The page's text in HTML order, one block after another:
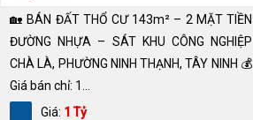
🏡 BÁN ĐẤT THỔ CƯ 143m² – 2 MẶT TIỀN
ĐƯỜNG NHỰA – SÁT KHU CÔNG NGHIỆP
CHÀ LÀ, PHƯỜNG NINH THẠNH, TÂY NINH 💰
Giá bán chỉ: 1...
Giá: 1 Tỷ